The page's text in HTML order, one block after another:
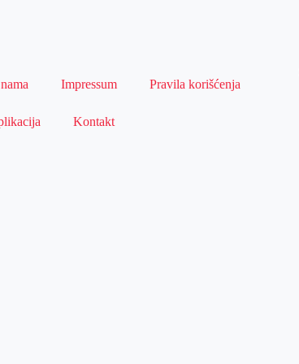
Impressum Pravila korišćenja
Kontakt